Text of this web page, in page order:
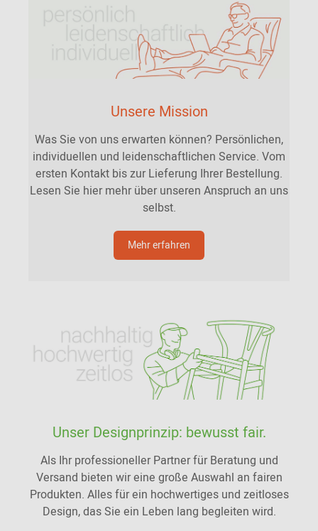
Unsere Mission
Was Sie von uns erwarten können? Persönlichen,
individuellen und leidenschaftlichen Service. Vom
ersten Kontakt bis zur Lieferung Ihrer Bestellung.
Lesen Sie hier mehr über unseren Anspruch an uns
selbst.
Mehr erfahren
Unser Designprinzip: bewusst fair.
Als Ihr professioneller Partner für Beratung und
Versand bieten wir eine große Auswahl an fairen
Produkten. Alles für ein hochwertiges und zeitloses
Design, das Sie ein Leben lang begleiten wird.